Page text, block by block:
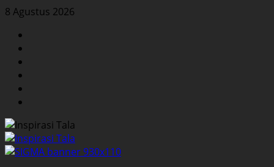
Skip
content
8 Agustus 2026